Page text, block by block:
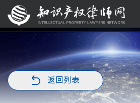
返回列表